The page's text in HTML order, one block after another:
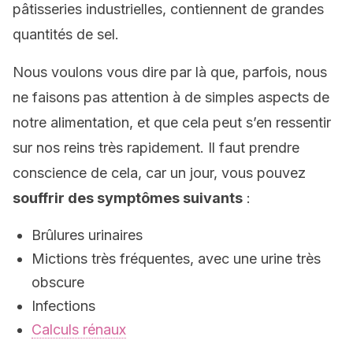
pâtisseries industrielles, contiennent de grandes
quantités de sel.
Nous voulons vous dire par là que, parfois, nous
ne faisons pas attention à de simples aspects de
notre alimentation, et que cela peut s’en ressentir
sur nos reins très rapidement. Il faut prendre
conscience de cela, car un jour, vous pouvez
souffrir des symptômes suivants :
Brûlures urinaires
Mictions très fréquentes, avec une urine très
obscure
Infections
Calculs rénaux